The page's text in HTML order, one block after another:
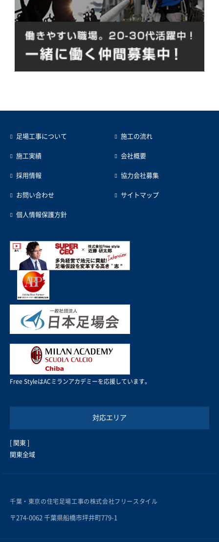
足場工事について 施工の流れ
施工実績 会社概要
採用情報 協力会社募集
お問い合わせ サイトマップ
個人情報保護方針
Free StyleはACミランアカデミーを応援しています。
対応エリア
[ 関東 ]
関東全域
千葉・東京の住宅足場工事の株式会社フリースタイル
〒274-0062 千葉県船橋市坪井町779-1